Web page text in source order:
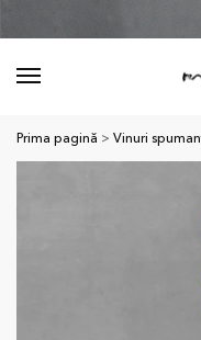
Prima pagină > Vinuri